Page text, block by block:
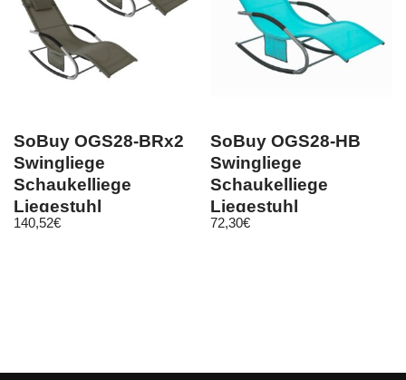
SoBuy OGS28-BRx2
Swingliege
Schaukelliege
Liegestuhl
Gartenliege mit
140,52€
SoBuy OGS28-HB
Swingliege
Schaukelliege
Liegestuhl
Gartenliege mit
72,30€